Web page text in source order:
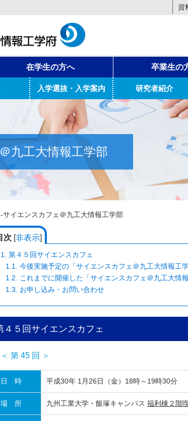
資
在学生の方へ 卒業生の
入学選抜・入学案内 研究者紹介
九工大情報工学部
サイエンスカフェ＠九工大情報工学部
次 [非表示]
1. 第４５回サイエンスカフェ
1.1. 今後実施予定の「サイエンスカフェ＠九工大情報工学
1.2. これまでに開催した「サイエンスカフェ＠九工大情報
1.3. お申し込み・お問い合わせ
４５回サイエンスカフェ
＜ 第 45 回 ＞
日 時 平成30年 1月26日（金）18時～19時30分
場 所 九州工業大学・飯塚キャンパス 福利棟２階